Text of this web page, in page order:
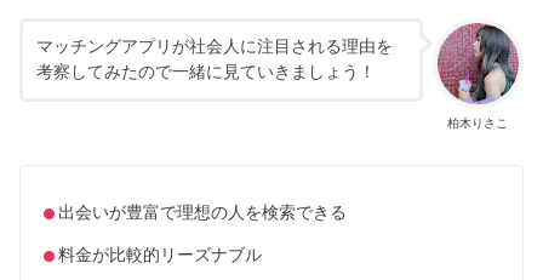
柏木りさこ
マッチングアプリが社会人に注目される理由を
考察してみたので一緒に見ていきましょう！
出会いが豊富で理想の人を検索できる
料金が比較的リーズナブル